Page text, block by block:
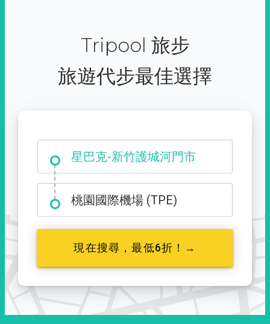
Tripool 旅步
旅遊代步最佳選擇
星巴克-新竹護城河門市
大霸尖山登山口
桃園國際機場 (TPE)
現在搜尋，最低6折！→